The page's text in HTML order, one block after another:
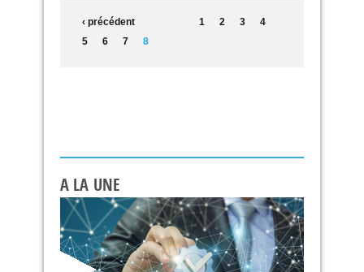
‹ précédent 1 2 3
4
5
6 7 8
A LA UNE